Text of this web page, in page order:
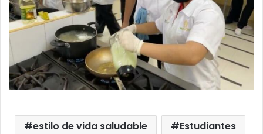
estilo de vida saludable
Estudiantes